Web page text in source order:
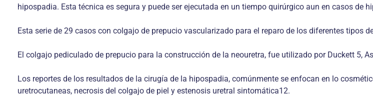
hipospadia. Esta técnica es segura y puede ser ejecutada en un tiempo quirúrgico aun en casos de
Esta serie de 29 casos con colgajo de prepucio vascularizado para el reparo de los diferentes tipos
El colgajo pediculado de prepucio para la construcción de la neouretra, fue utilizado por Duckett 5,
Los reportes de los resultados de la cirugía de la hipospadia, comúnmente se enfocan en lo
uretrocutaneas, necrosis del colgajo de piel y estenosis uretral sintomática12.